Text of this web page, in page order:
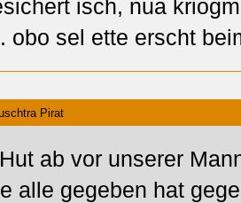
isch, nua
obo sel ette erscht
Pirat
ab vor unserer
alle gegeben hat